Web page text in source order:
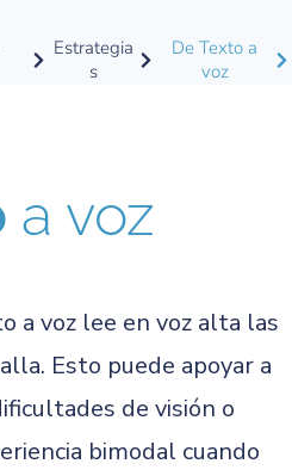
Estrategia
s
De Texto a
voz
a voz
a voz lee en voz alta las
Esto puede apoyar a
de visión o
bimodal cuando